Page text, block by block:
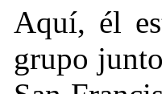
Aquí, él
grupo